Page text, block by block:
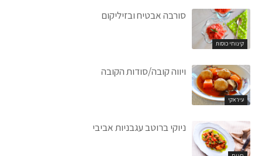
קינוחי כוסות
סורבה אבטיח ובזיליקום
עיראקי
ויווה קובה/סודות הקובה
ניוקי ברוטב עגבניות אביבי